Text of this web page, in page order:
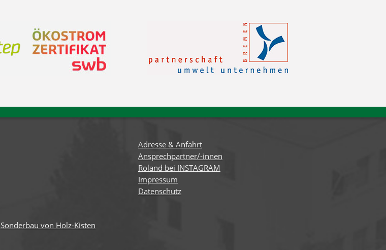
Sonderbau von Holz-Kisten
Adresse & Anfahrt
Ansprechpartner/-innen
Roland bei INSTAGRAM
Impressum
Datenschutz